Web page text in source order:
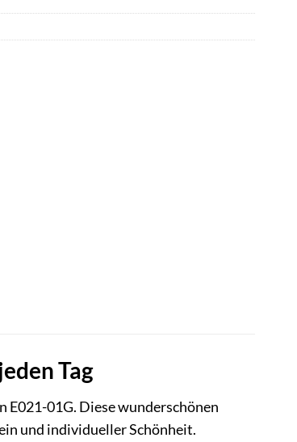
Tag
E021-01G. Diese wunderschönen
und individueller Schönheit.